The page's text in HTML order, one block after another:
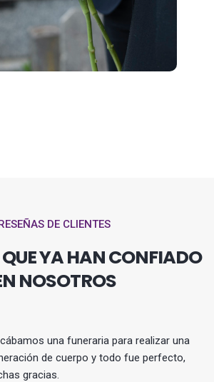
DE CLIENTES
YA HAN CONFIADO
NOSOTROS
una funeraria para realizar una
de cuerpo y todo fue perfecto,
gracias.